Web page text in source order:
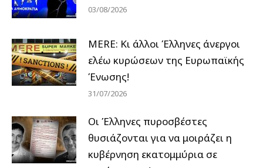
03/08/2026
MERE: Κι άλλοι Έλληνες άνεργοι
ελέω κυρώσεων της Ευρωπαϊκής
Ένωσης!
31/07/2026
Οι Έλληνες πυροσβέστες
θυσιάζονται για να μοιράζει η
κυβέρνηση εκατομμύρια σε